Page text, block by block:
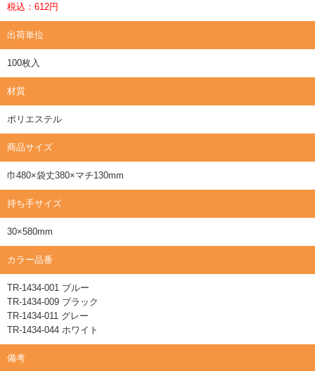
税込：612円
出荷単位
100枚入
材質
ポリエステル
商品サイズ
巾480×袋丈380×マチ130mm
持ち手サイズ
30×580mm
カラー品番
TR-1434-001 ブルー
TR-1434-009 ブラック
TR-1434-011 グレー
TR-1434-044 ホワイト
備考